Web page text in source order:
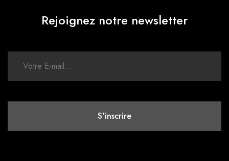
Rejoignez notre newsletter